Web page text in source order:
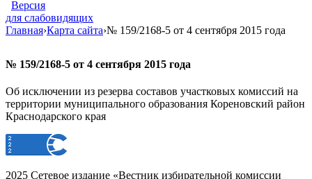
Версия
для слабовидящих
Главная›Карта сайта›№ 159/2168-5 от 4 сентября 2015 года
№ 159/2168-5 от 4 сентября 2015 года
Об исключении из резерва составов участковых комиссий на
территории муниципального образования Кореновский район
Краснодарского края
2025 Сетевое издание «Вестник избирательной комиссии